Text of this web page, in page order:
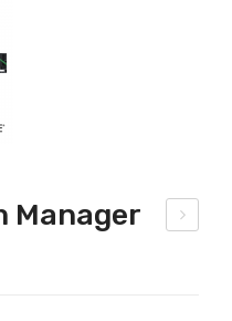
Manager